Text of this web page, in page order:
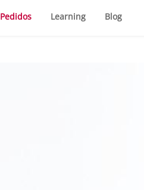
Pedidos Learning Blog